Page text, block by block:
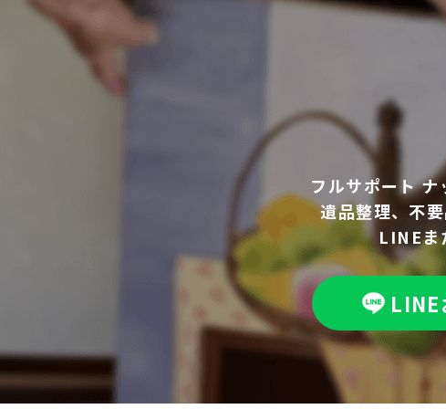
フルサポート ナ
遺品整理、不
LINEま
LINE